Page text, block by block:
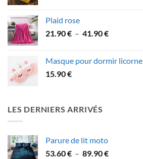
à
Plaid rose
21.90€ – 41.90€Plage
21.90 €
Masque pour dormir licorne
15.90€
LES DERNIERS ARRIVÉS
Parure de lit moto
53.60€ – 89.90€Plage